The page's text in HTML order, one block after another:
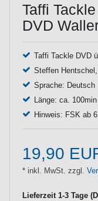
Taffi
DVD
Taffi Tackle DVD
Steffen
Sprache: Deutsch
Länge: ca. 100min
Hinweis: FSK ab
19,90
* inkl. MwSt. zzgl.
Lieferzeit 1-3 Tage